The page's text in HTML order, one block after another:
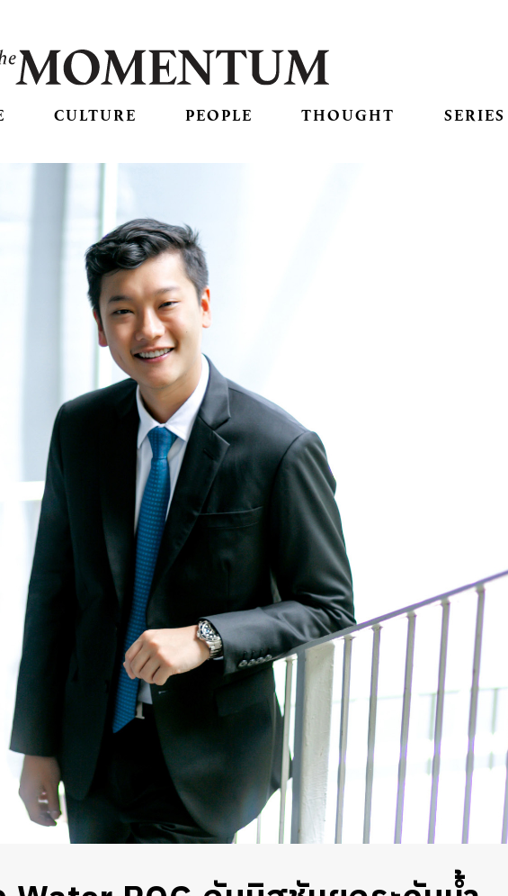
CULTURE PEOPLE THOUGHT SERIES